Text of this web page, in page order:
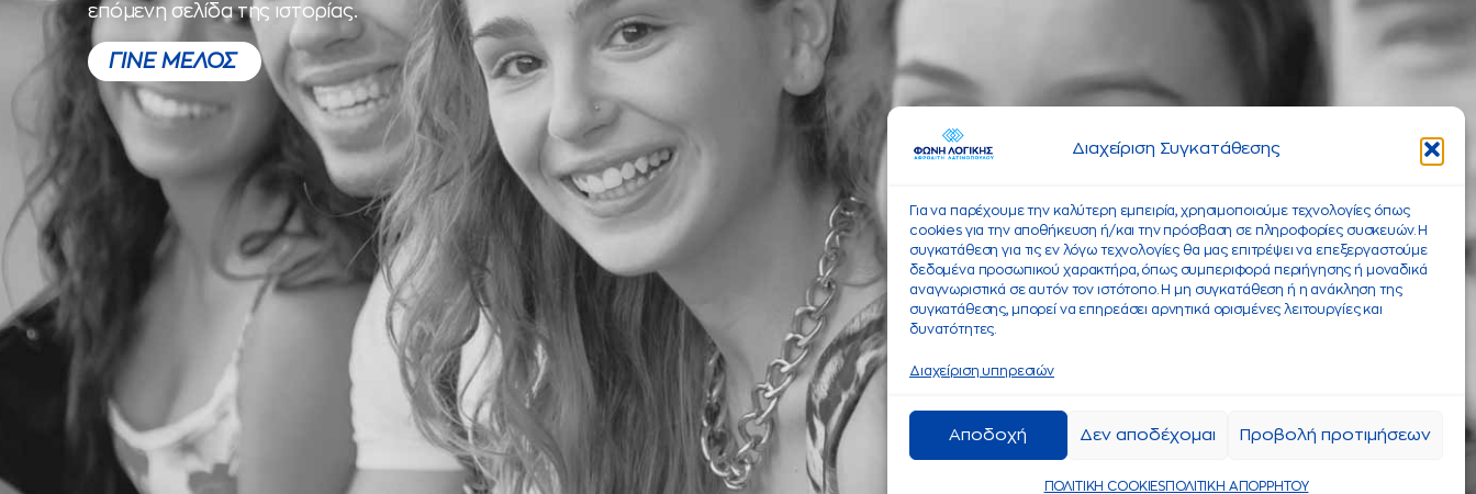
Διαχείριση Συγκατάθεσης
Για να παρέχουμε την καλύτερη εμπειρία, χρησιμοποιούμε τεχνολογίες όπως
cookies για την αποθήκευση ή/και την πρόσβαση σε πληροφορίες συσκευών. Η
συγκατάθεση για τις εν λόγω τεχνολογίες θα μας επιτρέψει να επεξεργαστούμε
δεδομένα προσωπικού χαρακτήρα, όπως συμπεριφορά περιήγησης ή μοναδικά
αναγνωριστικά σε αυτόν τον ιστότοπο. Η μη συγκατάθεση ή η ανάκληση της
συγκατάθεσης, μπορεί να επηρεάσει αρνητικά ορισμένες λειτουργίες και
δυνατότητες.
Διαχείριση υπηρεσιών
Αποδοχή Δεν αποδέχομαι Προβολή προτιμήσεων
ΠΟΛΙΤΙΚΗ COOKIESΠΟΛΙΤΙΚΗ ΑΠΟΡΡΗΤΟΥ
επόμενη σελίδα της ιστορίας.
ΓΙΝΕ ΜΕΛΟΣ